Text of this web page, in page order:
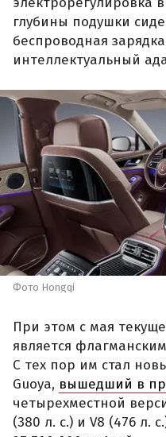
глубины подушки
беспроводная
интеллектуальный
Фото Hongqi
При этом с мая
является
С тех пор им стал
Guoya, вышедший в
четырехместной
(380 л. с.) и V8 (476 л.